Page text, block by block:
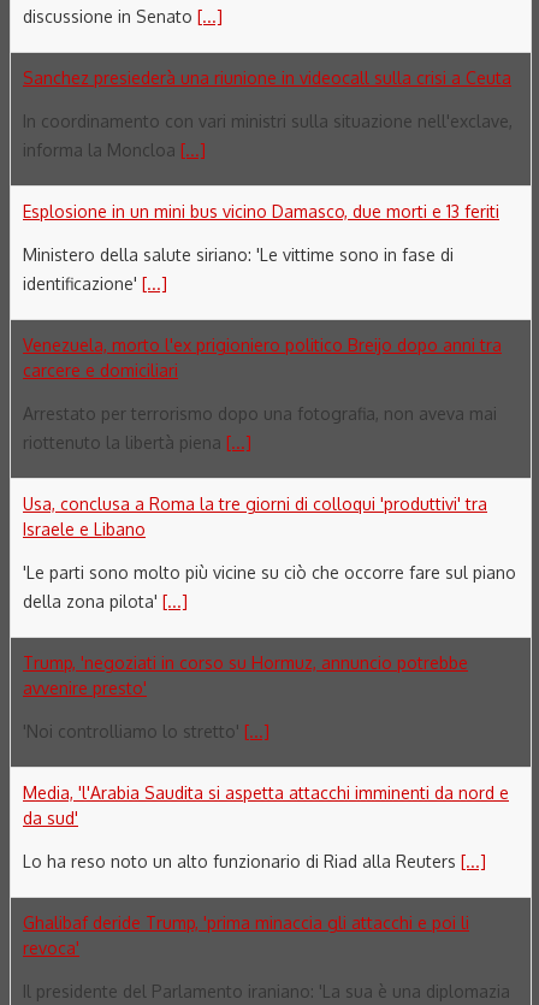
discussione in Senato [...]
Sanchez presiederà una riunione in videocall sulla crisi a Ceuta
In coordinamento con vari ministri sulla situazione nell'exclave,
informa la Moncloa [...]
Esplosione in un mini bus vicino Damasco, due morti e 13 feriti
Ministero della salute siriano: 'Le vittime sono in fase di
identificazione' [...]
Venezuela, morto l'ex prigioniero politico Breijo dopo anni tra
carcere e domiciliari
Arrestato per terrorismo dopo una fotografia, non aveva mai
riottenuto la libertà piena [...]
Usa, conclusa a Roma la tre giorni di colloqui 'produttivi' tra
Israele e Libano
'Le parti sono molto più vicine su ciò che occorre fare sul piano
della zona pilota' [...]
Trump, 'negoziati in corso su Hormuz, annuncio potrebbe
avvenire presto'
'Noi controlliamo lo stretto' [...]
Media, 'l'Arabia Saudita si aspetta attacchi imminenti da nord e
da sud'
Lo ha reso noto un alto funzionario di Riad alla Reuters [...]
Ghalibaf deride Trump, 'prima minaccia gli attacchi e poi li
revoca'
Il presidente del Parlamento iraniano: 'La sua è una diplomazia